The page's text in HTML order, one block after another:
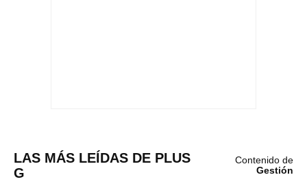
LAS MÁS LEÍDAS DE PLUS
G
Contenido de
Gestión